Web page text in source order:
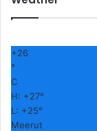
+26
°
C
H: +27°
L: +25°
Meerut